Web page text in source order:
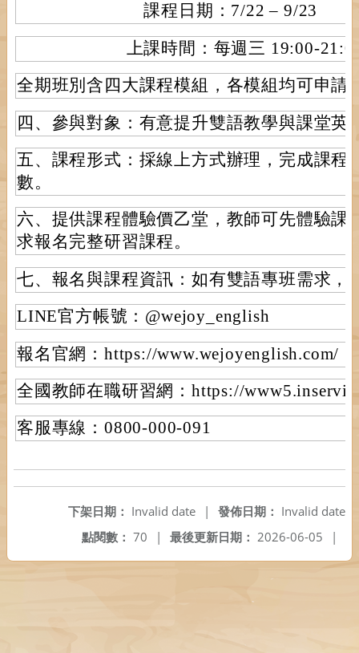
課程日期：7/22 – 9/23
上課時間：每週三 19:00-
全期班別含四大課程模組，各模組均可申請
四、參與對象：有意提升雙語教學與課堂英
五、課程形式：採線上方式辦理，完成課程
數。
六、提供課程體驗價乙堂，教師可先體驗課
求報名完整研習課程。
七、報名與課程資訊：如有雙語專班需求，
LINE官方帳號：@wejoy_english
報名官網：https://www.wejoyenglish.com/
全國教師在職研習網：https://
客服專線：0800-000-091
發佈日期： Invalid date
下架日期： Invalid date
|
最後更新日期： 2026-06-05 |
點閱數： 70 |